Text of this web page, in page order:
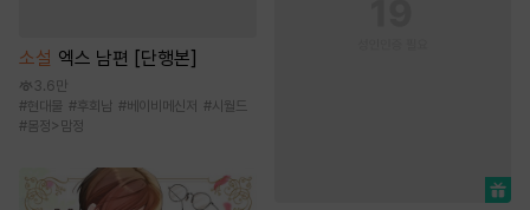
소설 엑스 남편 [단행본]
3.6만
#현대물 #후회남 #베이비메신저 #시월드
#몸정>맘정